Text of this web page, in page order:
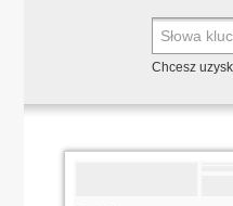
Chcesz